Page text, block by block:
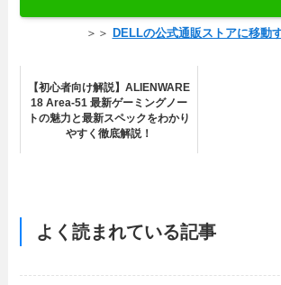
＞＞ DELLの公式通販ストアに移動
【初心者向け解説】ALIENWARE
18 Area-51 最新ゲーミングノー
トの魅力と最新スペックをわかり
やすく徹底解説！
よく読まれている記事